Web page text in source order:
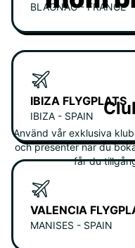
BLAGNAC - FRANCE
IBIZA FLYGPLATS
IBIZA - SPAIN
VALENCIA
MANISES - SPAIN
Använd vår exklusiva
och presenter när du
får du